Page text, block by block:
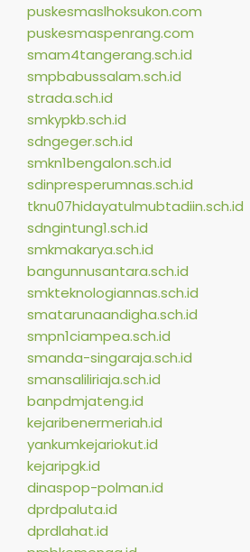
puskesmaslhoksukon.com
puskesmaspenrang.com
smam4tangerang.sch.id
smpbabussalam.sch.id
strada.sch.id
smkypkb.sch.id
sdngeger.sch.id
smkn1bengalon.sch.id
sdinpresperumnas.sch.id
tknu07hidayatulmubtadiin.sch.id
sdngintung1.sch.id
smkmakarya.sch.id
bangunnusantara.sch.id
smkteknologiannas.sch.id
smatarunaandigha.sch.id
smpn1ciampea.sch.id
smanda-singaraja.sch.id
smansaliliriaja.sch.id
banpdmjateng.id
kejaribenermeriah.id
yankumkejariokut.id
kejaripgk.id
dinaspop-polman.id
dprdpaluta.id
dprdlahat.id